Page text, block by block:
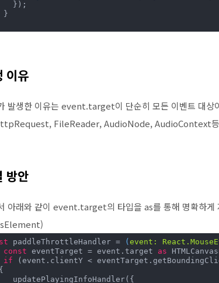
이유
발생한 이유는 event.target이 단순히 모든 이벤트 대상
FileReader,AudioNode,AudioContext등
방안
아래와 같이 event.target의 타입을 as를 통해 명확하
paddleThrottleHandler = (event:
const eventTarget = event.target as
if